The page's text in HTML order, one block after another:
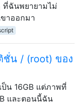
ที่ฉันพยายามไม่
าออกมา
น / (root) ของ
น 16GB แต่ภาพที่
และตอนนี้ฉัน